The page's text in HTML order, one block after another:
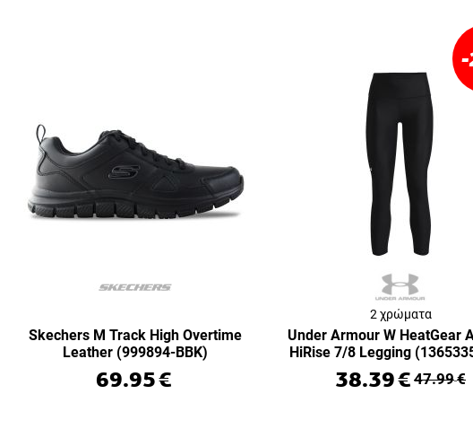
Skechers M Track High Overtime
Leather (999894-BBK)
69.95€
2 χρώματα
Under Armour W HeatGear
HiRise 7/8 Legging
38.39€ 47.99€